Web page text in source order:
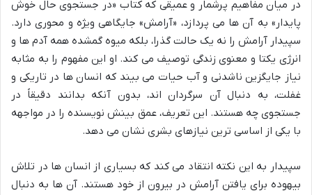
در میان مفاهیم پرشمار و عمیقی که کتاب «در جستجوی حال خوش
پایدار» به آن ها می پردازد، «آرامش» جایگاهی ویژه و محوری دارد.
سپیدار آرامش را نه یک حالت گذرا، بلکه میوه گمشده همه آدم ها و
انرژی یکتا و معنوی زندگی توصیف می کند. او این مفهوم را به مثابه
نیاز جایگزین ناشدنی و آب حیات می بیند که انسان ها در تاریکی و
غفلت، به دنبال آن سرگردان اند، بدون آنکه بدانند دقیقاً در
جستجوی چه هستند. این تعریف، عمق بینش نویسنده را در مواجهه
با یکی از اساسی ترین نیازهای بشری نشان می دهد.
سپیدار به این نکته انتقاد می کند که بسیاری از انسان ها در تلاش
بیهوده برای یافتن آرامش در بیرون از خود هستند. آن ها به دنبال